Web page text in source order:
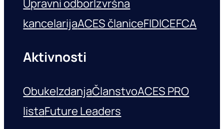
kancelarijaACES članiceFIDICEFCA
Aktivnosti
ObukeIzdanjaČlanstvoACES PRO
listaFuture Leaders